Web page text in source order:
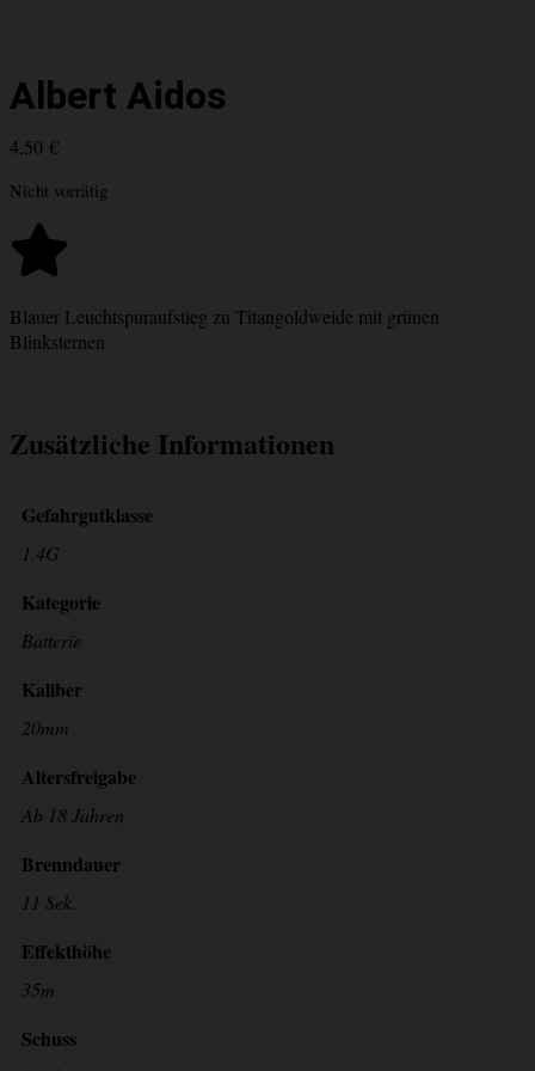
Albert Aidos
4,50 €
Nicht vorrätig
Blauer Leuchtspuraufstieg zu Titangoldweide mit grünen
Blinksternen
Zusätzliche Informationen
Gefahrgutklasse
1.4G
Kategorie
Batterie
Kaliber
20mm
Altersfreigabe
Ab 18 Jahren
Brenndauer
11 Sek.
Effekthöhe
35m
Schuss